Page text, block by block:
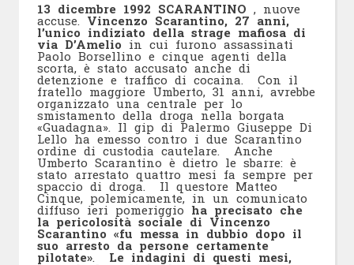
13 dicembre 1992 SCARANTINO , nuove
accuse. Vincenzo Scarantino, 27 anni,
l’unico indiziato della strage mafiosa di
via D’Amelio in cui furono assassinati
Paolo Borsellino e cinque agenti della
scorta, è stato accusato anche di
detenzione e traffico di cocaina. Con il
fratello maggiore Umberto, 31 anni, avrebbe
organizzato una centrale per lo
smistamento della droga nella borgata
«Guadagna». Il gip di Palermo Giuseppe Di
Lello ha emesso contro i due Scarantino
ordine di custodia cautelare. Anche
Umberto Scarantino è dietro le sbarre: è
stato arrestato quattro mesi fa sempre per
spaccio di droga. Il questore Matteo
Cinque, polemicamente, in un comunicato
diffuso ieri pomeriggio ha precisato che
la pericolosità sociale di Vincenzo
Scarantino «fu messa in dubbio dopo il
suo arresto da persone certamente
pilotate». Le indagini di questi mesi,